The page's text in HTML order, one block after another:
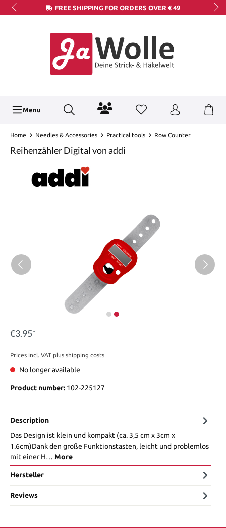
FREE SHIPPING FOR ORDERS OVER € 49
Menu
Home Needles & Accessories Practical tools Row Counter
Reihenzähler Digital von addi
€3.95*
Prices incl. VAT plus shipping costs
No longer available
Product number: 102-225127
Description
Das Design ist klein und kompakt (ca. 3,5 cm x 3cm x
1.6cm)Dank den große Funktionstasten, leicht und problemlos
mit einer H… More
Hersteller
Reviews